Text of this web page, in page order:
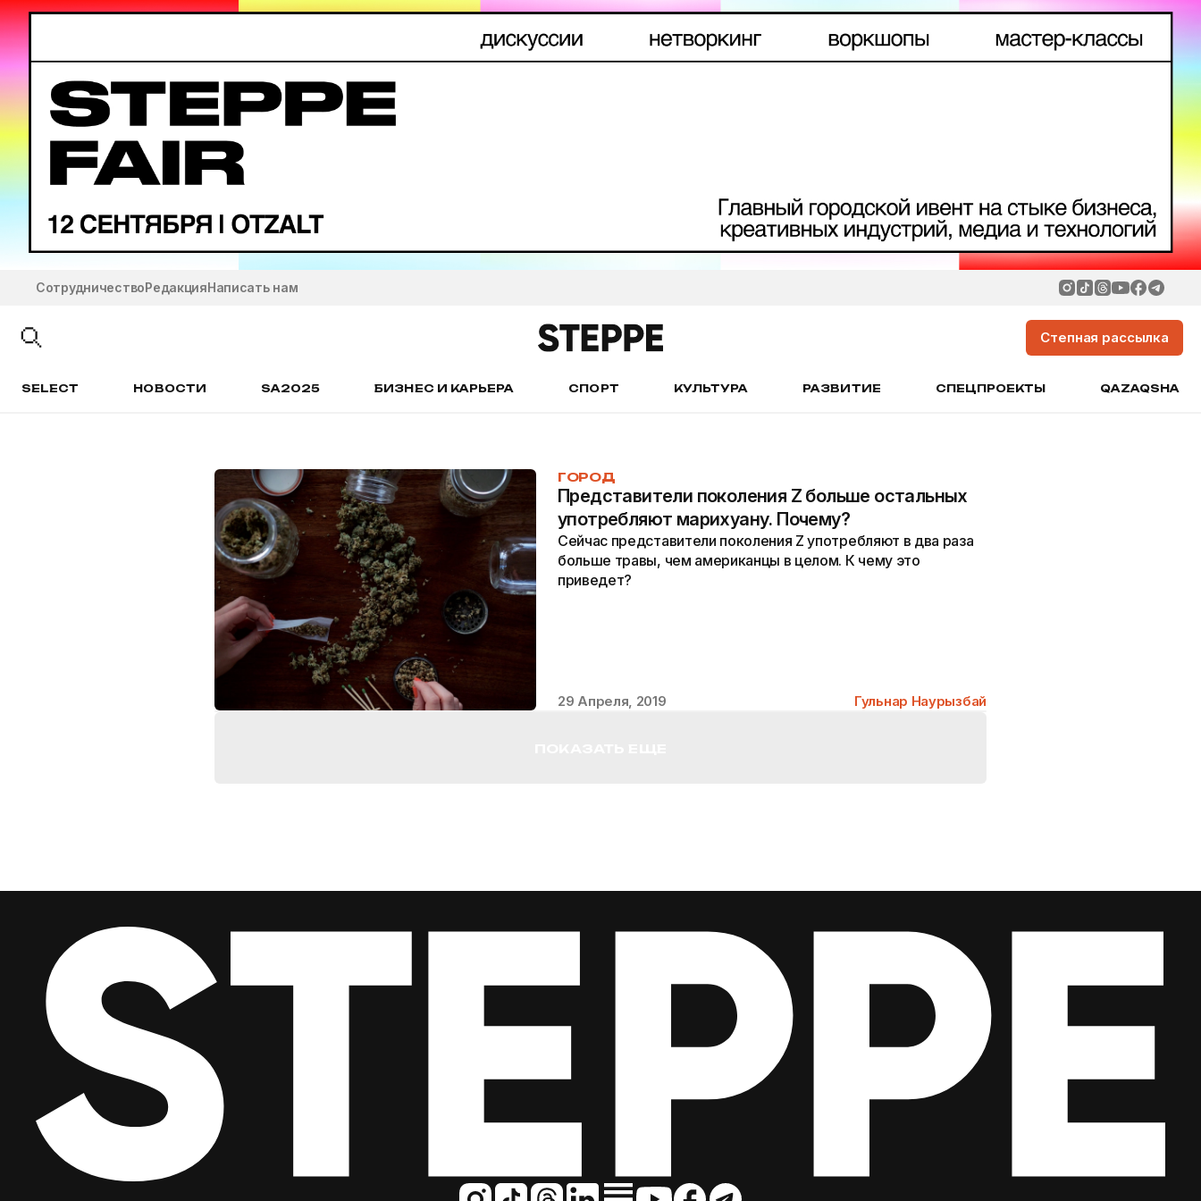
СотрудничествоРедакцияНаписать нам
Степная рассылка
SELECT НОВОСТИ SA2025 БИЗНЕС И КАРЬЕРА СПОРТ КУЛЬТУРА РАЗВИТИЕ СПЕЦПРОЕКТЫ QAZAQSHA
ГОРОД
Представители поколения Z больше остальных
употребляют марихуану. Почему?
Сейчас представители поколения Z употребляют в два раза
больше травы, чем американцы в целом. К чему это
приведет?
29 Апреля, 2019 Гульнар Наурызбай